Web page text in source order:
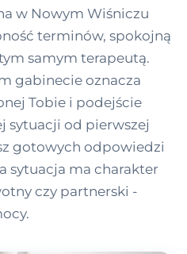
w Nowym Wiśniczu
terminów, spokojną
samym terapeutą.
gabinecie oznacza
Tobie i podejście
sytuacji od pierwszej
gotowych odpowiedzi
sytuacja ma charakter
czy partnerski -